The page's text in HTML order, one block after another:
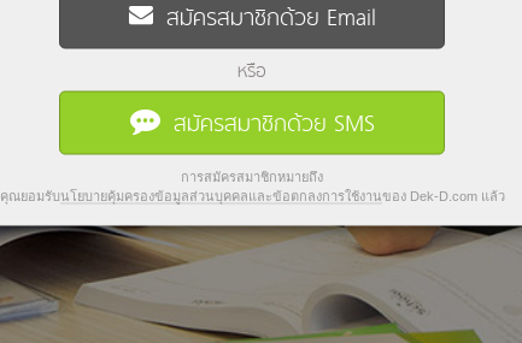
สมัครสมาชิกด้วย Email
หรือ
สมัครสมาชิกด้วย SMS
การสมัครสมาชิกหมายถึง
คุณยอมรับนโยบายคุ้มครองข้อมูลส่วนบุคคลและข้อตกลงการใช้งานของ Dek-D.com แล้ว